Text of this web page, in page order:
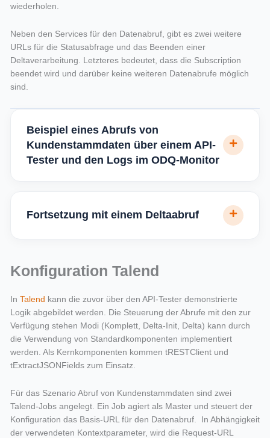
wiederholen.
Neben den Services für den Datenabruf, gibt es zwei weitere
URLs für die Statusabfrage und das Beenden einer
Deltaverarbeitung. Letzteres bedeutet, dass die Subscription
beendet wird und darüber keine weiteren Datenabrufe möglich
sind.
Beispiel eines Abrufs von
Kundenstammdaten über einem API-
Tester und den Logs im ODQ-Monitor
Fortsetzung mit einem Deltaabruf
Konfiguration Talend
In Talend kann die zuvor über den API-Tester demonstrierte
Logik abgebildet werden. Die Steuerung der Abrufe mit den zur
Verfügung stehen Modi (Komplett, Delta-Init, Delta) kann durch
die Verwendung von Standardkomponenten implementiert
werden. Als Kernkomponenten kommen tRESTClient und
tExtractJSONFields zum Einsatz.
Für das Szenario Abruf von Kundenstammdaten sind zwei
Talend-Jobs angelegt. Ein Job agiert als Master und steuert der
Konfiguration das Basis-URL für den Datenabruf. In Abhängigkeit
der verwendeten Kontextparameter, wird die Request-URL